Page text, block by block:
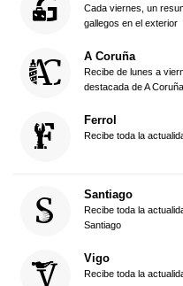
Cada viernes, un
gallegos en el exterior
A Coruña
Recibe de lunes a
destacada de A Coruña
Ferrol
Recibe toda la
Santiago
Recibe toda la
Santiago
Vigo
Recibe toda la